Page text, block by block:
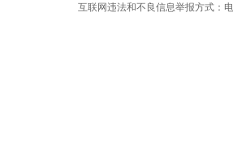
互联网违法和不良信息举报方式：